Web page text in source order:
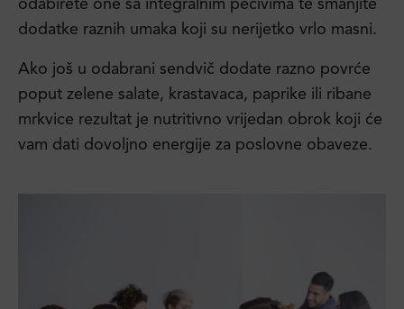
odabirete one sa integralnim pecivima te smanjite
dodatke raznih umaka koji su nerijetko vrlo masni.
Ako još u odabrani sendvič dodate razno povrće
poput zelene salate, krastavaca, paprike ili ribane
mrkvice rezultat je nutritivno vrijedan obrok koji će
vam dati dovoljno energije za poslovne obaveze.